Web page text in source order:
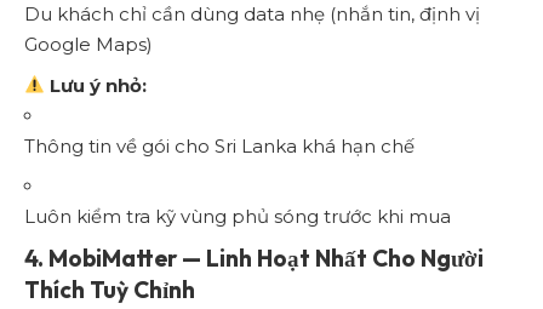
Du khách chỉ cần dùng data nhẹ (nhắn tin, định vị
Google Maps)
Lưu ý nhỏ:
Thông tin về gói cho Sri Lanka khá hạn chế
Luôn kiểm tra kỹ vùng phủ sóng trước khi mua
4. MobiMatter — Linh Hoạt Nhất Cho Người
Thích Tuỳ Chỉnh